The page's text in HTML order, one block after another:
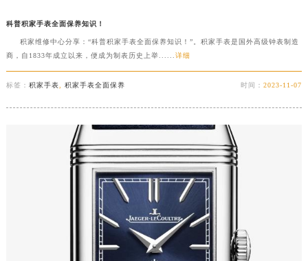
科普积家手表全面保养知识！
积家维修中心分享：“科普积家手表全面保养知识！”。积家手表是国外高级钟表制造
商，自1833年成立以来，便成为制表历史上举......详细
标签： 积家手表, 积家手表全面保养 时间：2023-11-07